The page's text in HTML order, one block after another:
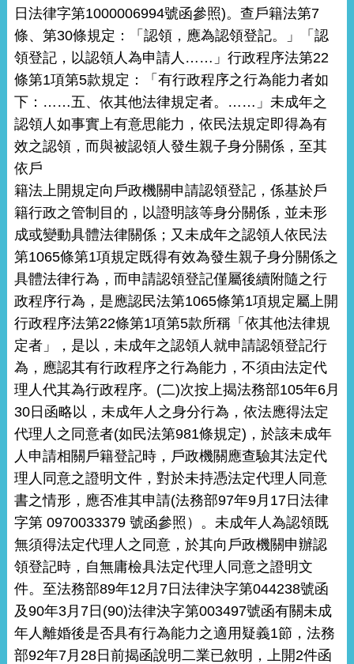
日法律字第1000006994號函參照)。查戶籍法第7
條、第30條規定：「認領，應為認領登記。」「認
領登記，以認領人為申請人……」行政程序法第22
條第1項第5款規定：「有行政程序之行為能力者如
下：……五、依其他法律規定者。……」未成年之
認領人如事實上有意思能力，依民法規定即得為有
效之認領，而與被認領人發生親子身分關係，至其
依戶
籍法上開規定向戶政機關申請認領登記，係基於戶
籍行政之管制目的，以證明該等身分關係，並未形
成或變動具體法律關係；又未成年之認領人依民法
第1065條第1項規定既得有效為發生親子身分關係之
具體法律行為，而申請認領登記僅屬後續附隨之行
政程序行為，是應認民法第1065條第1項規定屬上開
行政程序法第22條第1項第5款所稱「依其他法律規
定者」，是以，未成年之認領人就申請認領登記行
為，應認其有行政程序之行為能力，不須由法定代
理人代其為行政程序。(二)次按上揭法務部105年6月
30日函略以，未成年人之身分行為，依法應得法定
代理人之同意者(如民法第981條規定)，於該未成年
人申請相關戶籍登記時，戶政機關應查驗其法定代
理人同意之證明文件，對於未持憑法定代理人同意
書之情形，應否准其申請(法務部97年9月17日法律
字第 0970033379 號函參照）。未成年人為認領既
無須得法定代理人之同意，於其向戶政機關申辦認
領登記時，自無庸檢具法定代理人同意之證明文
件。至法務部89年12月7日法律決字第044238號函
及90年3月7日(90)法律決字第003497號函有關未成
年人離婚後是否具有行為能力之適用疑義1節，法務
部92年7月28日前揭函說明二業已敘明，上開2件函